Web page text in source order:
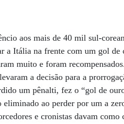
aos mais de 40 mil sul-
a Itália na frente com um gol
muito e foram
a decisão para a
um pênalti, fez o “gol de
ao perder por um a
e cronistas davam